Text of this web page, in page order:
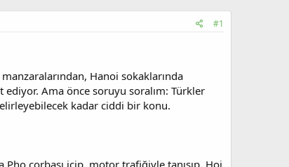
#1
Hanoi sokaklarında
ediyor. Ama önce soruyu soralım: Türkler
kadar ciddi bir konu.
çorbası içip, motor trafiğiyle tanışıp, Hoi